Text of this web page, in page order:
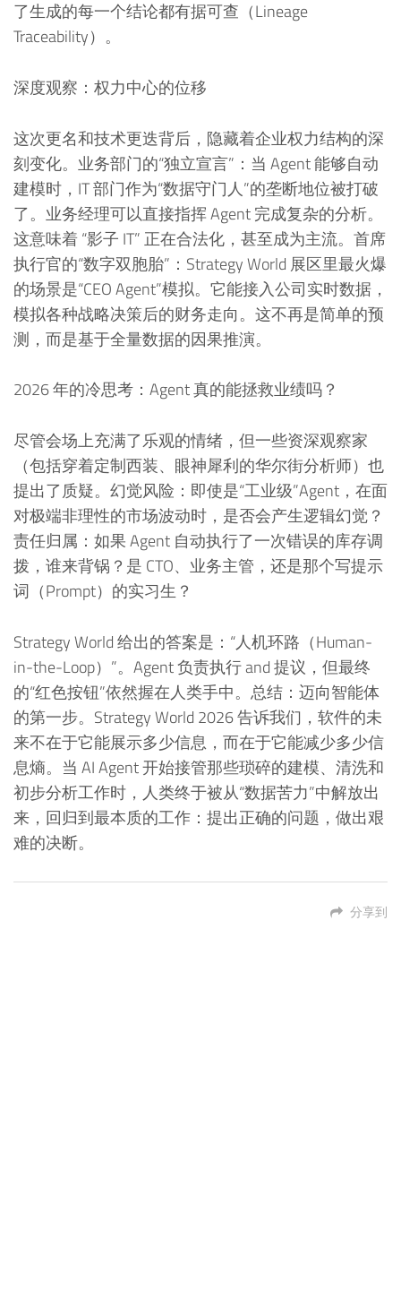
了生成的每一个结论都有据可查（Lineage
Traceability）。
深度观察：权力中心的位移
这次更名和技术更迭背后，隐藏着企业权力结构的深
刻变化。业务部门的“独立宣言”：当 Agent 能够自动
建模时，IT 部门作为“数据守门人”的垄断地位被打破
了。业务经理可以直接指挥 Agent 完成复杂的分析。
这意味着 “影子 IT” 正在合法化，甚至成为主流。首席
执行官的“数字双胞胎”：Strategy World 展区里最火爆
的场景是“CEO Agent”模拟。它能接入公司实时数据，
模拟各种战略决策后的财务走向。这不再是简单的预
测，而是基于全量数据的因果推演。
2026 年的冷思考：Agent 真的能拯救业绩吗？
尽管会场上充满了乐观的情绪，但一些资深观察家
（包括穿着定制西装、眼神犀利的华尔街分析师）也
提出了质疑。幻觉风险：即使是“工业级”Agent，在面
对极端非理性的市场波动时，是否会产生逻辑幻觉？
责任归属：如果 Agent 自动执行了一次错误的库存调
拨，谁来背锅？是 CTO、业务主管，还是那个写提示
词（Prompt）的实习生？
Strategy World 给出的答案是：“人机环路（Human-
in-the-Loop）”。Agent 负责执行 and 提议，但最终
的“红色按钮”依然握在人类手中。总结：迈向智能体
的第一步。Strategy World 2026 告诉我们，软件的未
来不在于它能展示多少信息，而在于它能减少多少信
息熵。当 AI Agent 开始接管那些琐碎的建模、清洗和
初步分析工作时，人类终于被从“数据苦力”中解放出
来，回归到最本质的工作：提出正确的问题，做出艰
难的决断。
分享到